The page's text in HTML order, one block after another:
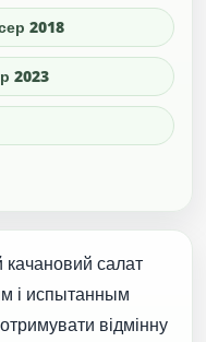
2018
2023
салат
і испытанным
відмінну